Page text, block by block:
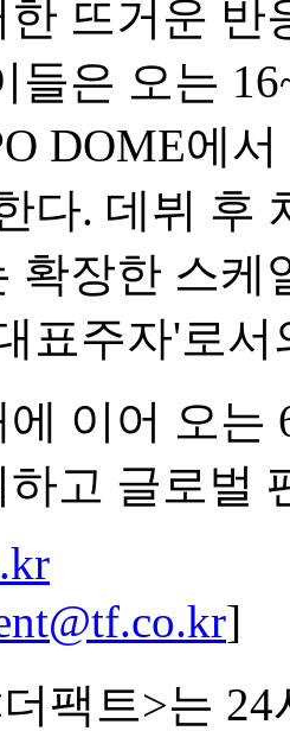
뜨거운 반
들은 오는
DOME에
다. 데뷔 후
확장한 스케
표주자'로
이어 오는
고 글로벌
]
팩트>는